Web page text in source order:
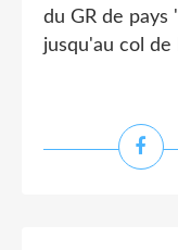
du GR de
jusqu'au col de